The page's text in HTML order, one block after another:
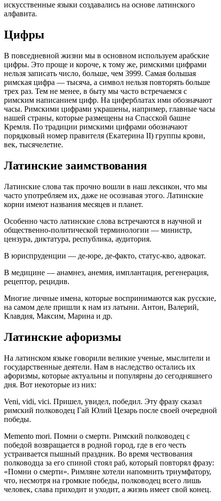
искусственные языки создавались на основе латинского
алфавита.
Цифры
В повседневной жизни мы в основном используем арабские
цифры. Это проще и короче, к тому же, римскими цифрами
нельзя записать число, больше, чем 3999. Самая большая
римская цифра — тысяча, а символ нельзя повторять больше
трех раз. Тем не менее, в быту мы часто встречаемся с
римским написанием цифр. На циферблатах ими обозначают
часы. Римскими цифрами украшены, например, главные часы
нашей страны, которые размещены на Спасской башне
Кремля. По традиции римскими цифрами обозначают
порядковый номер правителя (Екатерина II) группы крови,
век, тысячелетие.
Латинские заимствования
Латинские слова так прочно вошли в наш лексикон, что мы
часто употребляем их, даже не осознавая этого. Латинские
корни имеют названия месяцев и планет.
Особенно часто латинские слова встречаются в научной и
общественно-политической терминологии — министр,
цензура, диктатура, республика, аудитория.
В юриспруденции — де-юре, де-факто, статус-кво, адвокат.
В медицине — анамнез, анемия, имплантация, регенерация,
рецептор, рецидив.
Многие личные имена, которые воспринимаются как русские,
на самом деле пришли к нам из латыни. Антон, Валерий,
Клавдия, Максим, Марина и др.
Латинские афоризмы
На латинском языке говорили великие ученые, мыслители и
государственные деятели. Нам в наследство остались их
афоризмы, которые актуальны и популярны до сегодняшнего
дня. Вот некоторые из них:
Veni, vidi, vici. Пришел, увидел, победил. Эту фразу сказал
римский полководец Гай Юлий Цезарь после своей очередной
победы.
Memento mori. Помни о смерти. Римский полководец с
победой возвращается в родной город, где в его честь
устраивается пышный праздник. Во время чествования
полководца за его спиной стоял раб, который повторял фразу:
«Помни о смерти». Римляне хотели напомнить триумфатору,
что, несмотря на громкие победы, полководец всего лишь
человек, слава приходит и уходит, а жизнь имеет свой конец.